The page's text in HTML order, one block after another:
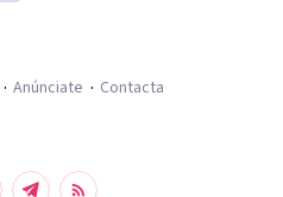
Anúnciate Contacta